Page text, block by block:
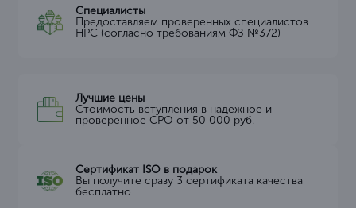
Специалисты
Предоставляем проверенных специалистов
НРС (согласно требованиям ФЗ №372)
Лучшие цены
Стоимость вступления в надежное и
проверенное СРО от 50 000 руб.
Сертификат ISO в подарок
Вы получите сразу 3 сертификата качества
бесплатно